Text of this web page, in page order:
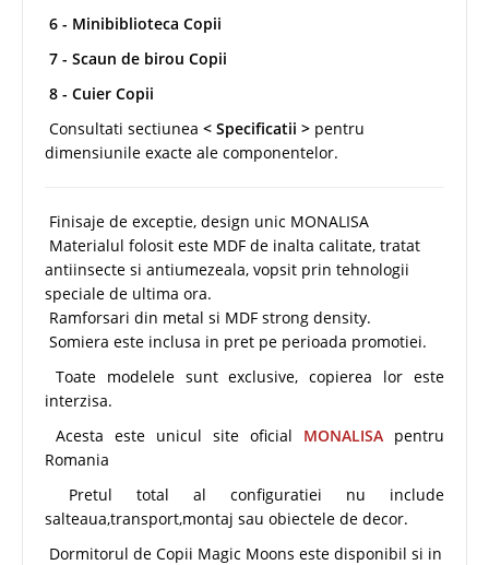
6 - Minibiblioteca Copii
7 - Scaun de birou Copii
8 - Cuier Copii
Consultati sectiunea < Specificatii > pentru
dimensiunile exacte ale componentelor.
Finisaje de exceptie, design unic MONALISA
Materialul folosit este MDF de inalta calitate, tratat
antiinsecte si antiumezeala, vopsit prin tehnologii
speciale de ultima ora.
Ramforsari din metal si MDF strong density.
Somiera este inclusa in pret pe perioada promotiei.
Toate modelele sunt exclusive, copierea lor este
interzisa.
Acesta este unicul site oficial MONALISA pentru
Romania
Pretul total al configuratiei nu include
salteaua,transport,montaj sau obiectele de decor.
Dormitorul de Copii Magic Moons este disponibil si in